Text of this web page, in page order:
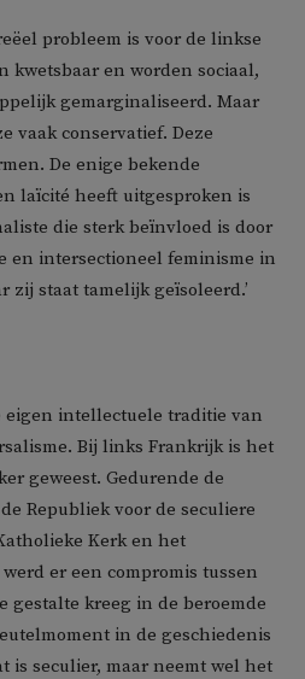
probleem is voor de linkse
kwetsbaar en worden sociaal,
gemarginaliseerd. Maar
vaak conservatief. Deze
De enige bekende
laïcité heeft uitgesproken is
die sterk beïnvloed is door
en intersectioneel feminisme in
zij staat tamelijk geïsoleerd.’
eigen intellectuele traditie van
Bij links Frankrijk is het
geweest. Gedurende de
Republiek voor de seculiere
Kerk en het
er een compromis tussen
gestalte kreeg in de beroemde
in de geschiedenis
is seculier, maar neemt wel het